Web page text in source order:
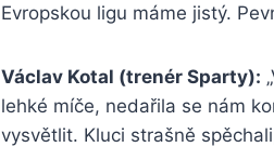
Evropskou ligu máme jistý.
Václav Kotal (trenér Sparty):
lehké míče, nedařila se nám
vysvětlit. Kluci strašně